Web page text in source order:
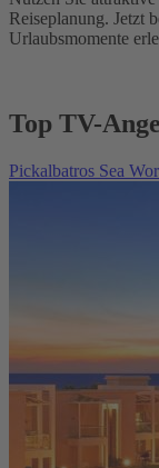
Reiseplanung. Jetzt
Urlaubsmomente
Top TV-
Pickalbatros Sea